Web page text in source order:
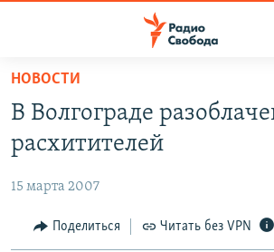
упрощенного
доступа
основному
Вернутся
АВТОРСКИЕ ПРОЕКТЫ
ЦИТАТЫ СВОБОДЫ
МНЕНИЯ
НОВОСТИ
В Волгограде
расхитителей
15 марта 2007
Поделиться Читать без VPN